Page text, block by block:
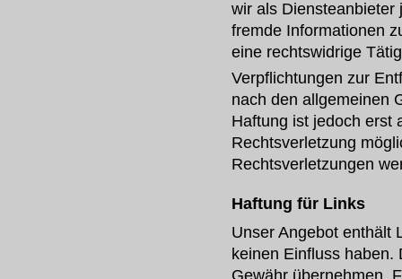
wir als Diensteanbieter
fremde Informationen
eine rechtswidrige
Verpflichtungen zur
nach den allgemeinen
Haftung ist jedoch erst
Rechtsverletzung
Rechtsverletzungen
Haftung für Links
Unser Angebot enthält
keinen Einfluss haben.
Gewähr übernehmen.